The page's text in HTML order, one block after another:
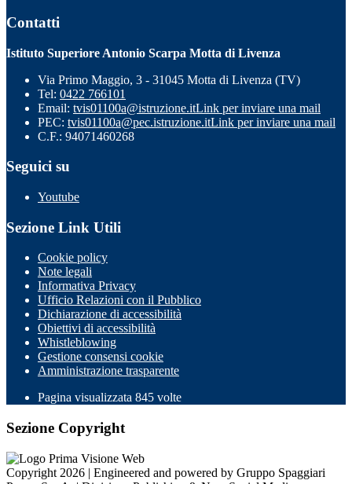
Contatti
Istituto Superiore Antonio Scarpa Motta di Livenza
Via Primo Maggio, 3 - 31045 Motta di Livenza (TV)
Tel: 0422 766101
Email: tvis01100a@istruzione.itLink per inviare una mail
PEC: tvis01100a@pec.istruzione.itLink per inviare una mail
C.F.: 94071460268
Seguici su
Youtube
Sezione Link Utili
Cookie policy
Note legali
Informativa Privacy
Ufficio Relazioni con il Pubblico
Dichiarazione di accessibilità
Obiettivi di accessibilità
Whistleblowing
Gestione consensi cookie
Amministrazione trasparente
Pagina visualizzata 845 volte
Sezione Copyright
Copyright 2026 | Engineered and powered by Gruppo Spaggiari